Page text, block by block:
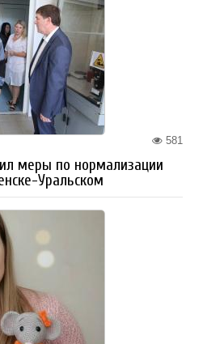
581
меры по нормализации
Уральском